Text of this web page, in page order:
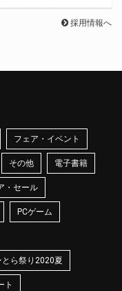
採用情報へ
フェア・イベント
その他 電子書籍
・セール
PCゲーム
とら祭り2020夏
ト